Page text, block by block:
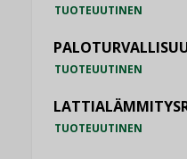
TUOTEUUTINEN
TUOTEUUTINEN
TUOTEUUTINEN